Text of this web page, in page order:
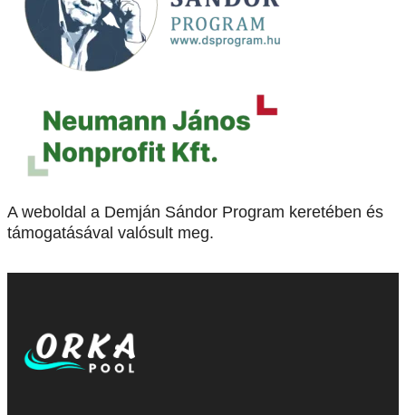
A weboldal a Demján Sándor Program keretében és
támogatásával valósult meg.